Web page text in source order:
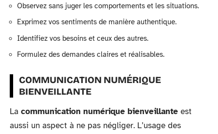
Observez sans juger les comportements et les situations.
Exprimez vos sentiments de manière authentique.
Identifiez vos besoins et ceux des autres.
Formulez des demandes claires et réalisables.
COMMUNICATION NUMÉRIQUE
BIENVEILLANTE
La communication numérique bienveillante est
aussi un aspect à ne pas négliger. L’usage des